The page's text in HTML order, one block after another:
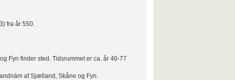
fra år 550.
Fyn finder sted. Tidsrummet er ca. år 40-77
af Sjælland, Skåne og Fyn.